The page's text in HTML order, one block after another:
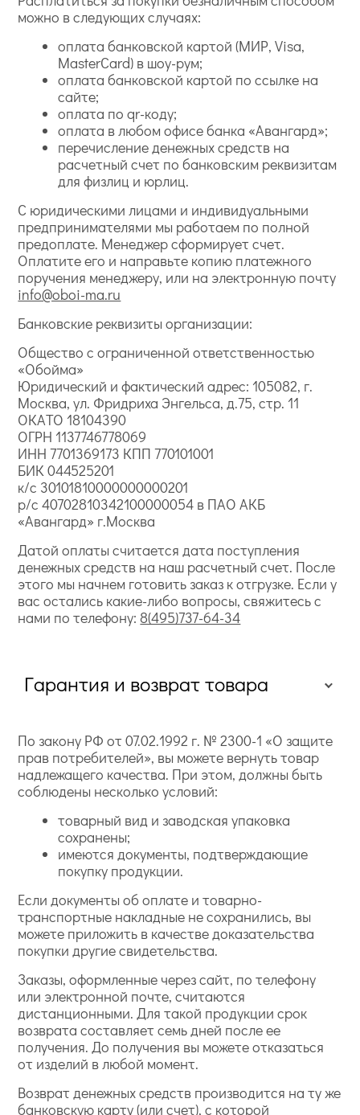
можно в следующих случаях:
оплата банковской картой (МИР, Visa,
MasterCard) в шоу-рум;
оплата банковской картой по ссылке на
сайте;
оплата по qr-коду;
оплата в любом офисе банка «Авангард»;
перечисление денежных средств на
расчетный счет по банковским реквизитам
для физлиц и юрлиц.
С юридическими лицами и индивидуальными
предпринимателями мы работаем по полной
предоплате. Менеджер сформирует счет.
Оплатите его и направьте копию платежного
поручения менеджеру, или на электронную почту
info@oboi-ma.ru
Банковские реквизиты организации:
Общество с ограниченной ответственностью
«Обойма»
Юридический и фактический адрес: 105082, г.
Москва, ул. Фридриха Энгельса, д.75, стр. 11
ОКАТО 18104390
ОГРН 1137746778069
ИНН 7701369173 КПП 770101001
БИК 044525201
к/с 30101810000000000201
р/с 40702810342100000054 в ПАО АКБ
«Авангард» г.Москва
Датой оплаты считается дата поступления
денежных средств на наш расчетный счет. После
этого мы начнем готовить заказ к отгрузке. Если у
вас остались какие-либо вопросы, свяжитесь с
нами по телефону: 8(495)737-64-34
Гарантия и возврат товара
По закону РФ от 07.02.1992 г. № 2300-1 «О защите
прав потребителей», вы можете вернуть товар
надлежащего качества. При этом, должны быть
соблюдены несколько условий:
товарный вид и заводская упаковка
сохранены;
имеются документы, подтверждающие
покупку продукции.
Если документы об оплате и товарно-
транспортные накладные не сохранились, вы
можете приложить в качестве доказательства
покупки другие свидетельства.
Заказы, оформленные через сайт, по телефону
или электронной почте, считаются
дистанционными. Для такой продукции срок
возврата составляет семь дней после ее
получения. До получения вы можете отказаться
от изделий в любой момент.
Возврат денежных средств производится на ту же
банковскую карту (или счет), с которой